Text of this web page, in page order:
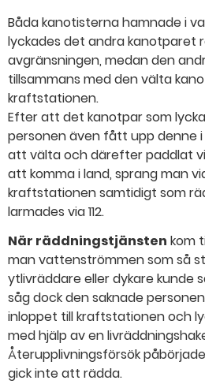
Båda kanotisterna hamnade i
lyckades det andra kanotparet
avgränsningen, medan den
tillsammans med den välta
kraftstationen.
Efter att det kanotpar som
personen även fått upp denne
att välta och därefter paddlat
att komma i land, sprang man
kraftstationen samtidigt som
larmades via 112.
När räddningstjänsten kom
man vattenströmmen som så
ytlivräddare eller dykare kunde
såg dock den saknade
inloppet till kraftstationen och
med hjälp av en
Återupplivningsförsök
gick inte att rädda.